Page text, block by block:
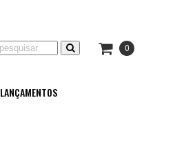
0
LANÇAMENTOS